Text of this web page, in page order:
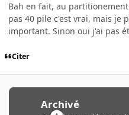
Bah en fait, au
pas 40 pile c'est vrai, mais je
important. Sinon oui j'ai pas
Citer
Archivé